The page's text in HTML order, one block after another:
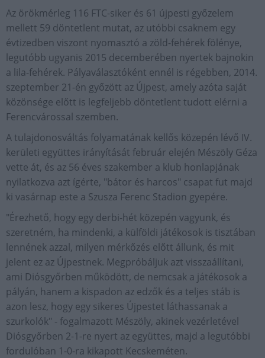
Az örökmérleg 116 FTC-siker és 61 újpesti győzelem
mellett 59 döntetlent mutat, az utóbbi csaknem egy
évtizedben viszont nyomasztó a zöld-fehérek fölénye,
legutóbb ugyanis 2015 decemberében nyertek bajnokin
a lila-fehérek. Pályaválasztóként ennél is régebben, 2014.
szeptember 21-én győzött az Újpest, amely azóta saját
közönsége előtt is legfeljebb döntetlent tudott elérni a
Ferencvárossal szemben.
A tulajdonosváltás folyamatának kellős közepén lévő IV.
kerületi együttes irányítását február elején Mészöly Géza
vette át, és az 56 éves szakember a klub honlapjának
nyilatkozva azt ígérte, "bátor és harcos" csapat fut majd
ki vasárnap este a Szusza Ferenc Stadion gyepére.
"Érezhető, hogy egy derbi-hét közepén vagyunk, és
szeretném, ha mindenki, a külföldi játékosok is tisztában
lennének azzal, milyen mérkőzés előtt állunk, és mit
jelent ez az Újpestnek. Megpróbáljuk azt visszaállítani,
ami Diósgyőrben működött, de nemcsak a játékosok a
pályán, hanem a kispadon az edzők és a teljes stáb is
azon lesz, hogy egy sikeres Újpestet láthassanak a
szurkolók" - fogalmazott Mészöly, akinek vezérletével
Diósgyőrben 2-1-re nyert az együttes, majd a legutóbbi
fordulóban 1-0-ra kikapott Kecskeméten.